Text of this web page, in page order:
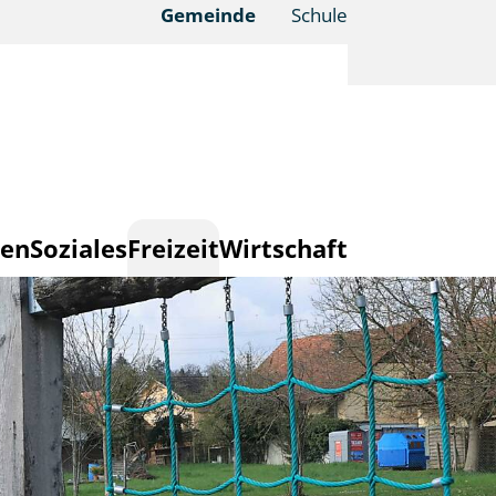
Gemeinde Schule
SozialesFreizeitWirtschaft